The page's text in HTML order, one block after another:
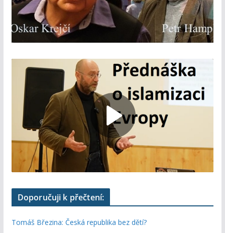
Doporučuji k přečtení:
Tomáš Březina: Česká republika bez dětí?